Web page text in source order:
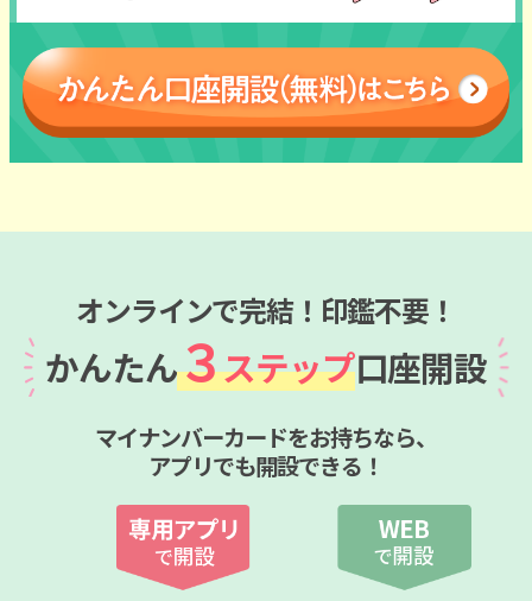
オンラインで完結！印鑑不要！
かんたん３ステップ口座開設
マイナンバーカードをお持ちなら、
アプリでも開設できる！